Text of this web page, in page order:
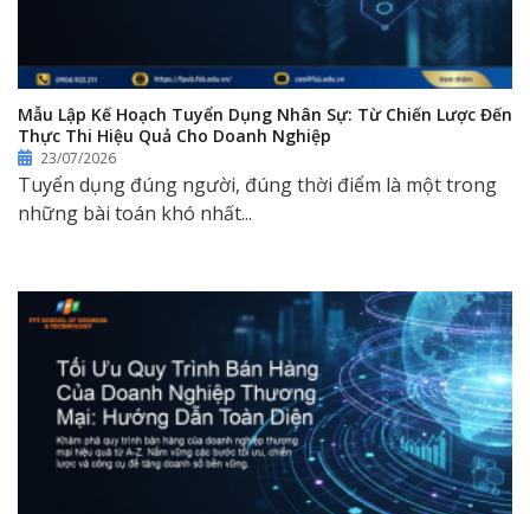
Mẫu Lập Kế Hoạch Tuyển Dụng Nhân Sự: Từ Chiến Lược Đến
Thực Thi Hiệu Quả Cho Doanh Nghiệp
23/07/2026
Tuyển dụng đúng người, đúng thời điểm là một trong
những bài toán khó nhất...